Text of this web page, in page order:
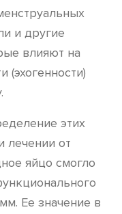
и другие
влияют на
(эхогенности)
этих
лечении от
яйцо смогло
Ее значение в